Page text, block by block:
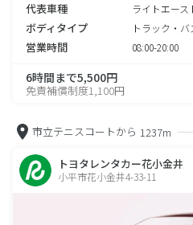
代表車種 ライトエー
ボディタイプ トラック・
営業時間 08:00-20:00
6時間まで5,500円
免責補償制度1,100円
市立テニスコートから 1237m
トヨタレンタカー花小金井
小平市花小金井4-33-11